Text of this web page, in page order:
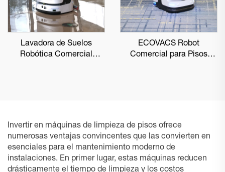
Lavadora de Suelos
Robótica Comercial
ECOVACS Robot
Comercial para Pisos
Invertir en máquinas de limpieza de pisos ofrece
numerosas ventajas convincentes que las convierten en
esenciales para el mantenimiento moderno de
instalaciones. En primer lugar, estas máquinas reducen
drásticamente el tiempo de limpieza y los costos